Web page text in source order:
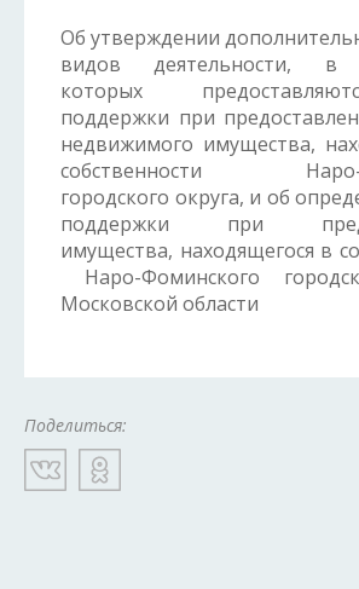
Об утверждении
видов деятельности, в
которых
поддержки при
недвижимого имущества,
собственности Наро-
городского округа, и об
поддержки при
имущества, находящегося в
Наро-Фоминского
Московской области
Поделиться: